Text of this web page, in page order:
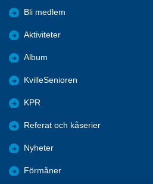
Bli medlem
Aktiviteter
Album
KvilleSenioren
KPR
Referat och kåserier
Nyheter
Förmåner